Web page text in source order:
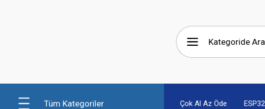
Tüm Kategoriler Çok Al Az Öde ESP32